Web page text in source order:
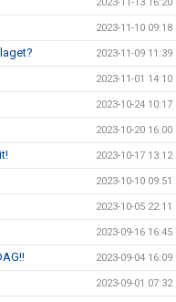
2023-11-10 09:18
2023-11-09 11:39
2023-11-01 14:10
2023-10-24 10:17
2023-10-20 16:00
2023-10-17 13:12
2023-10-10 09:51
2023-10-05 22:11
2023-09-16 16:45
2023-09-04 16:09
2023-09-01 07:32